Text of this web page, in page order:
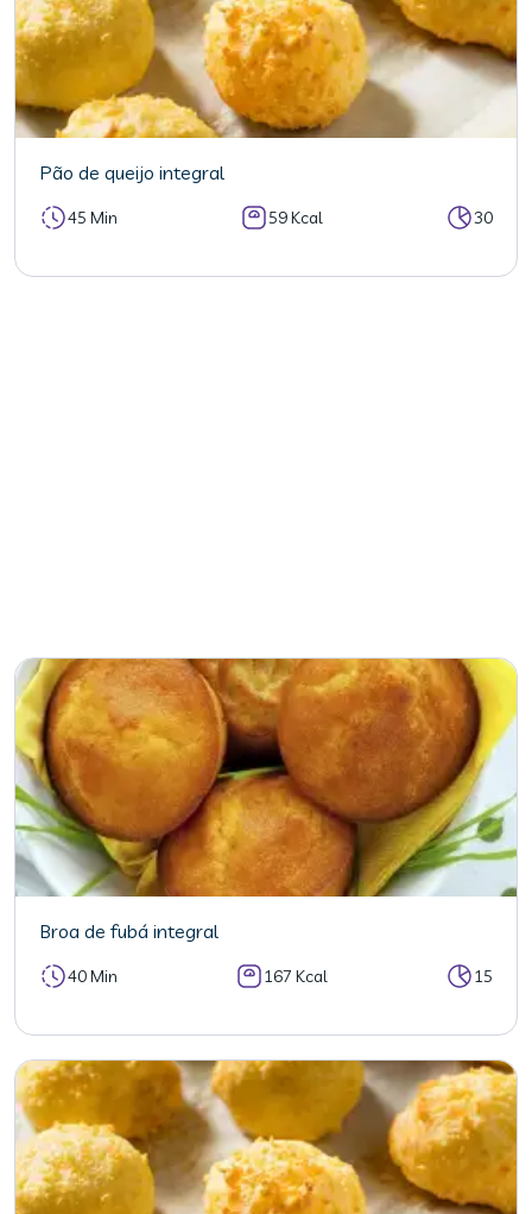
Pão de queijo integral
45 Min 59 Kcal 30
Broa de fubá integral
40 Min 167 Kcal 15